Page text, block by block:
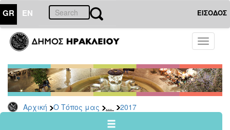
GR EN ΕΙΣΟΔΟΣ
Toggle
Αρχική Ο Τόπος μας ... 2017
ΤΟΠΟΣ
ΜΑΣ
Ανακοινώσεις
Αρχείο
2026